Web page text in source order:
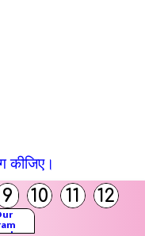
9 10 11 12
कीजिए।